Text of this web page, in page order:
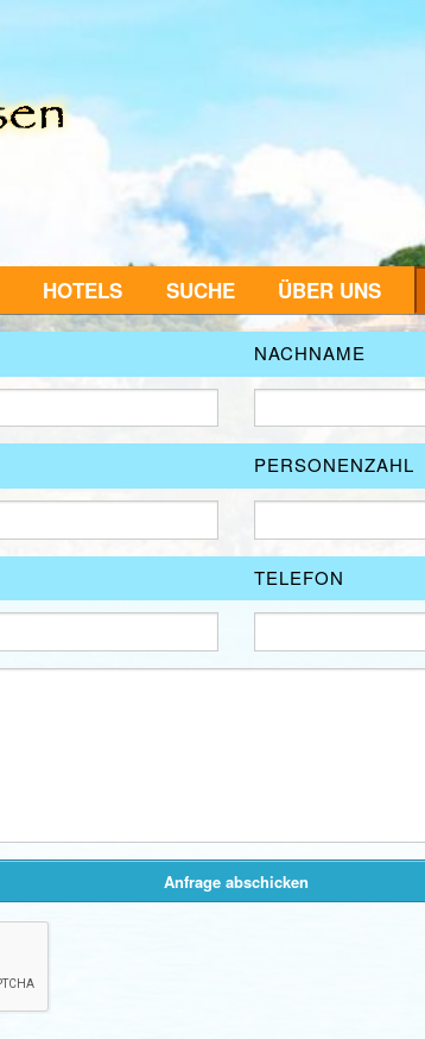
HOTELS SUCHE ÜBER UNS
NACHNAME
PERSONENZAHL
TELEFON